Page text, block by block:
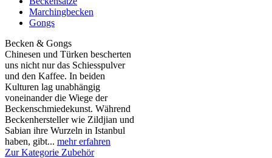
Marchingbecken
Gongs
Becken & Gongs
Chinesen und Türken bescherten
uns nicht nur das Schiesspulver
und den Kaffee. In beiden
Kulturen lag unabhängig
voneinander die Wiege der
Beckenschmiedekunst. Während
Beckenhersteller wie Zildjian und
Sabian ihre Wurzeln in Istanbul
haben, gibt... mehr erfahren
Zur Kategorie Zubehör